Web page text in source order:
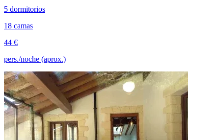
5 dormitorios
18 camas
44 €
pers./noche (aprox.)